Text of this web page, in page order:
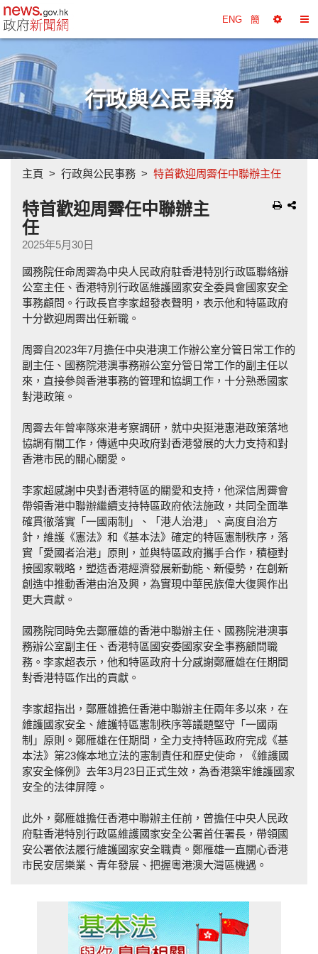
政府新聞網主頁 ENG 簡
擇
工
具
換
目
錄
行政與公民事務
主頁 行政與公民事務 特首歡迎周霽任中聯辦主任
特首歡迎周霽任中聯辦主
任
2025年5月30日
國務院任命周霽為中央人民政府駐香港特別行政區聯絡辦
公室主任、香港特別行政區維護國家安全委員會國家安全
事務顧問。行政長官李家超發表聲明，表示他和特區政府
十分歡迎周霽出任新職。
周霽自2023年7月擔任中央港澳工作辦公室分管日常工作的
副主任、國務院港澳事務辦公室分管日常工作的副主任以
來，直接參與香港事務的管理和協調工作，十分熟悉國家
對港政策。
周霽去年曾率隊來港考察調研，就中央挺港惠港政策落地
協調有關工作，傳遞中央政府對香港發展的大力支持和對
香港市民的關心關愛。
李家超感謝中央對香港特區的關愛和支持，他深信周霽會
帶領香港中聯辦繼續支持特區政府依法施政，共同全面準
確貫徹落實「一國兩制」、「港人治港」、高度自治方
針，維護《憲法》和《基本法》確定的特區憲制秩序，落
實「愛國者治港」原則，並與特區政府攜手合作，積極對
接國家戰略，塑造香港經濟發展新動能、新優勢，在創新
創造中推動香港由治及興，為實現中華民族偉大復興作出
更大貢獻。
國務院同時免去鄭雁雄的香港中聯辦主任、國務院港澳事
務辦公室副主任、香港特區國安委國家安全事務顧問職
務。李家超表示，他和特區政府十分感謝鄭雁雄在任期間
對香港特區作出的貢獻。
李家超指出，鄭雁雄擔任香港中聯辦主任兩年多以來，在
維護國家安全、維護特區憲制秩序等議題堅守「一國兩
制」原則。鄭雁雄在任期間，全力支持特區政府完成《基
本法》第23條本地立法的憲制責任和歷史使命，《維護國
家安全條例》去年3月23日正式生效，為香港築牢維護國家
安全的法律屏障。
此外，鄭雁雄擔任香港中聯辦主任前，曾擔任中央人民政
府駐香港特別行政區維護國家安全公署首任署長，帶領國
安公署依法履行維護國家安全職責。鄭雁雄一直關心香港
市民安居樂業、青年發展、把握粵港澳大灣區機遇。